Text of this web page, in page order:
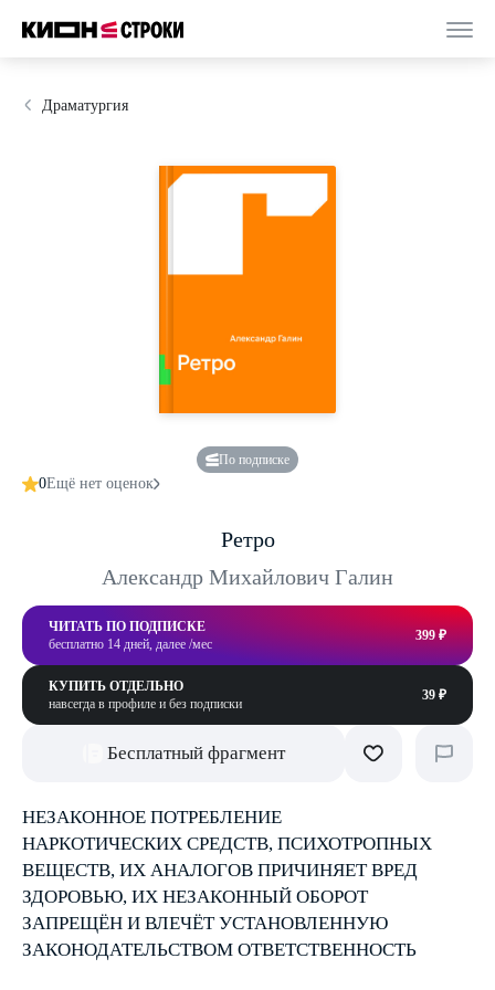
Драматургия
По подписке
0Ещё нет оценок
Ретро
Александр Михайлович Галин
ЧИТАТЬ ПО ПОДПИСКЕ
бесплатно 14 дней, далее /мес
399 ₽
КУПИТЬ ОТДЕЛЬНО
навсегда в профиле и без подписки
39 ₽
Бесплатный фрагмент
НЕЗАКОННОЕ ПОТРЕБЛЕНИЕ
НАРКОТИЧЕСКИХ СРЕДСТВ, ПСИХОТРОПНЫХ
ВЕЩЕСТВ, ИХ АНАЛОГОВ ПРИЧИНЯЕТ ВРЕД
ЗДОРОВЬЮ, ИХ НЕЗАКОННЫЙ ОБОРОТ
ЗАПРЕЩЁН И ВЛЕЧЁТ УСТАНОВЛЕННУЮ
ЗАКОНОДАТЕЛЬСТВОМ ОТВЕТСТВЕННОСТЬ